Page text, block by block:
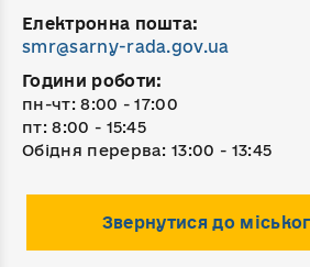
Електронна пошта:
smr@sarny-rada.gov.ua
Години роботи:
пн-чт: 8:00 - 17:00
пт: 8:00 - 15:45
Обідня перерва: 13:00 - 13:45
Звернутися до